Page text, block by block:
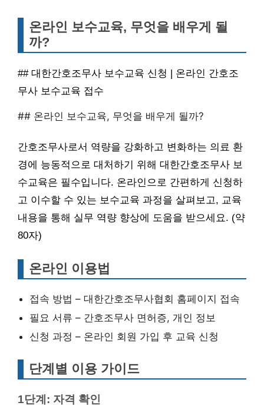
온라인 보수교육, 무엇을 배우게 될
까?
## 대한간호조무사 보수교육 신청 | 온라인 간호조
무사 보수교육 접수
## 온라인 보수교육, 무엇을 배우게 될까?
간호조무사로서 역량을 강화하고 변화하는 의료 환
경에 능동적으로 대처하기 위해 대한간호조무사 보
수교육은 필수입니다. 온라인으로 간편하게 신청하
고 이수할 수 있는 보수교육 과정을 살펴보고, 교육
내용을 통해 실무 역량 향상에 도움을 받으세요. (약
80자)
온라인 이용법
접속 방법 – 대한간호조무사협회 홈페이지 접속
필요 서류 – 간호조무사 면허증, 개인 정보
신청 과정 – 온라인 회원 가입 후 교육 신청
단계별 이용 가이드
1단계: 자격 확인